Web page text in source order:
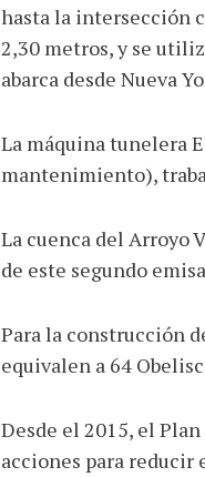
hasta la intersección
2,30 metros, y se
abarca desde Nueva
La máquina tunelera
mantenimiento),
La cuenca del Arroyo
de este segundo
Para la construcción
equivalen a 64
Desde el 2015, el
acciones para reducir